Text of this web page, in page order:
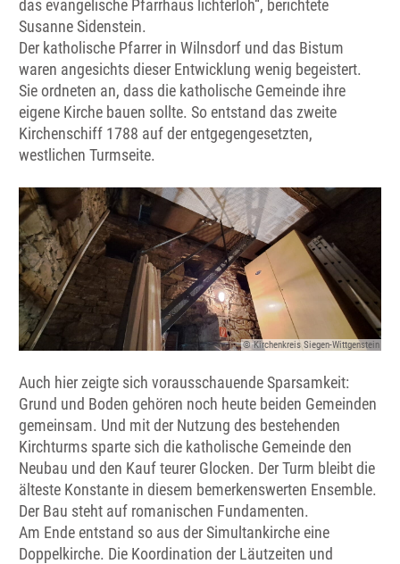
das evangelische Pfarrhaus lichterloh“, berichtete
Susanne Sidenstein.
Der katholische Pfarrer in Wilnsdorf und das Bistum
waren angesichts dieser Entwicklung wenig begeistert.
Sie ordneten an, dass die katholische Gemeinde ihre
eigene Kirche bauen sollte. So entstand das zweite
Kirchenschiff 1788 auf der entgegengesetzten,
westlichen Turmseite.
© Kirchenkreis Siegen-Wittgenstein
Auch hier zeigte sich vorausschauende Sparsamkeit:
Grund und Boden gehören noch heute beiden Gemeinden
gemeinsam. Und mit der Nutzung des bestehenden
Kirchturms sparte sich die katholische Gemeinde den
Neubau und den Kauf teurer Glocken. Der Turm bleibt die
älteste Konstante in diesem bemerkenswerten Ensemble.
Der Bau steht auf romanischen Fundamenten.
Am Ende entstand so aus der Simultankirche eine
Doppelkirche. Die Koordination der Läutzeiten und